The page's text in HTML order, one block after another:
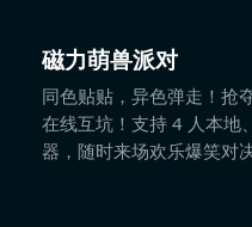
磁力萌兽派对
同色贴贴，异色弹走！抢
在线互坑！支持 4 人本地
器，随时来场欢乐爆笑对